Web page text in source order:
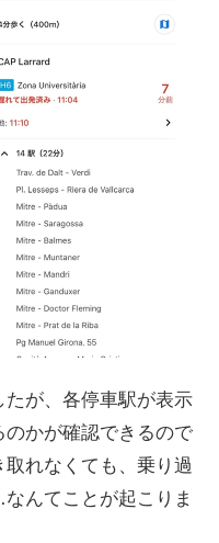
が、各停車駅が表示
かが確認できるので
れなくても、乗り過
んてことが起こりま